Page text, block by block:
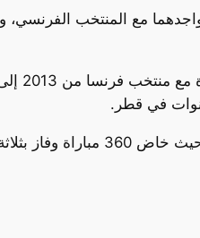
مع المنتخب الفرنسي،
بدأ فاران مسيرته مع نادي لانس